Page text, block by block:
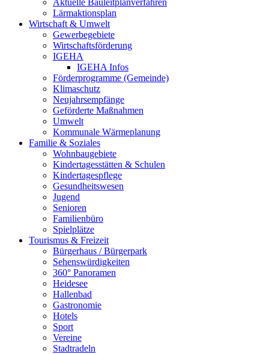
Aktuelle Bauleitplanverfahren
Lärmaktionsplan
Wirtschaft & Umwelt
Gewerbegebiete
Wirtschaftsförderung
IGEHA
IGEHA Infos
Förderprogramme (Gemeinde)
Klimaschutz
Neujahrsempfänge
Geförderte Maßnahmen
Umwelt
Kommunale Wärmeplanung
Familie & Soziales
Wohnbaugebiete
Kindertagesstätten & Schulen
Kindertagespflege
Gesundheitswesen
Jugend
Senioren
Familienbüro
Spielplätze
Tourismus & Freizeit
Bürgerhaus / Bürgerpark
Sehenswürdigkeiten
360° Panoramen
Heidesee
Hallenbad
Gastronomie
Hotels
Sport
Vereine
Stadtradeln